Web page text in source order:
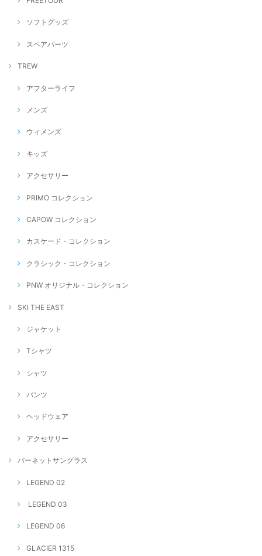
ソフトグッズ
スペアパーツ
TREW
アフターライフ
メンズ
ウィメンズ
キッズ
アクセサリー
PRIMO コレクション
CAPOW コレクション
カスケード・コレクション
クラシック・コレクション
PNW オリジナル・コレクション
SKI THE EAST
ジャケット
Tシャツ
シャツ
パンツ
ヘッドウェア
アクセサリー
バーネットサングラス
LEGEND 02
LEGEND 03
LEGEND 06
GLACIER 1315